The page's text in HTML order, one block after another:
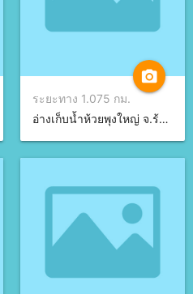
camera_alt
ระยะทาง 1.075 กม.
อ่างเก็บน้ำห้วยพุงใหญ่ จ.ร้อยเอ็ด